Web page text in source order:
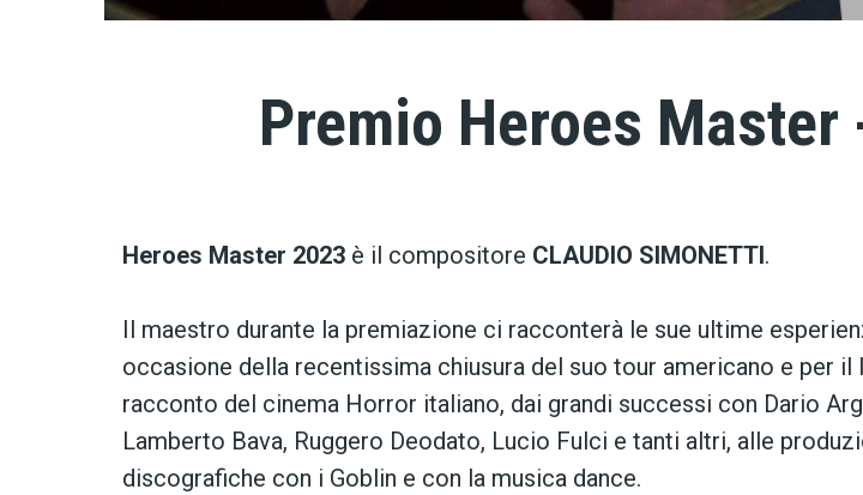
Premio Heroes
Heroes Master 2023 è il compositore CLAUDIO SIMONETTI .
Il maestro durante la premiazione ci racconterà le sue ultime
occasione della recentissima chiusura del suo tour americano e per il
racconto del cinema Horror italiano, dai grandi successi con Dario
Lamberto Bava, Ruggero Deodato, Lucio Fulci e tanti altri, alle
discografiche con i Goblin e con la musica dance.